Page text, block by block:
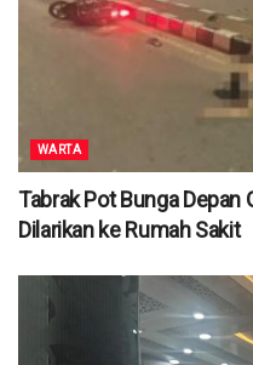
WARTA
Tabrak Pot Bunga Depan
Dilarikan ke Rumah Sakit